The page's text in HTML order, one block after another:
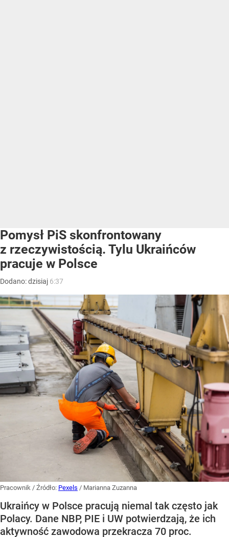
Pomysł PiS skonfrontowany
z rzeczywistością. Tylu Ukraińców
pracuje w Polsce
Dodano:dzisiaj 6:37
Pracownik / Źródło: Pexels / Marianna Zuzanna
Ukraińcy w Polsce pracują niemal tak często jak
Polacy. Dane NBP, PIE i UW potwierdzają, że ich
aktywność zawodowa przekracza 70 proc.